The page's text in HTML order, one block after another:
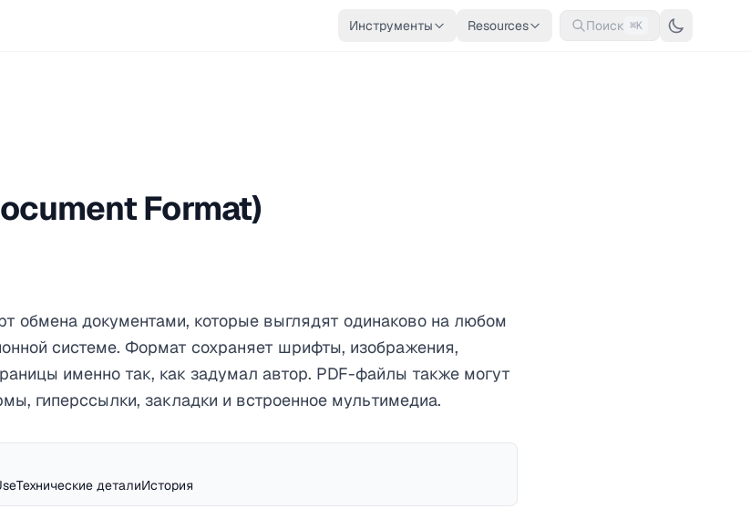
Инструменты Resources Поиск ⌘K
Format)
обмена документами, которые выглядят одинаково на любом
системе. Формат сохраняет шрифты, изображения,
именно так, как задумал автор. PDF-файлы также могут
гиперссылки, закладки и встроенное мультимедиа.
Технические деталиИстория